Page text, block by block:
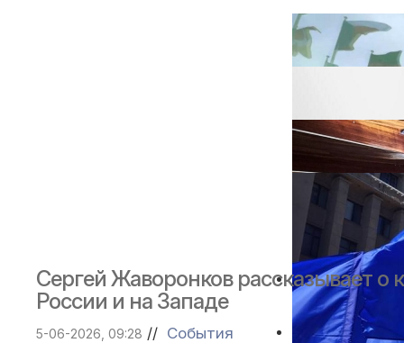
Игорь
бьют
Сергей Жаворонков рассказывает о
России и на Западе
5-06-2026, 09:28 // События